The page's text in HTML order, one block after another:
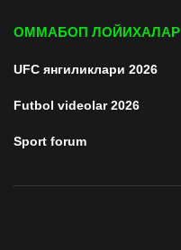
ОММАБОП ЛОЙИХАЛАР
UFC янгиликлари 2026
Futbol videolar 2026
Sport forum